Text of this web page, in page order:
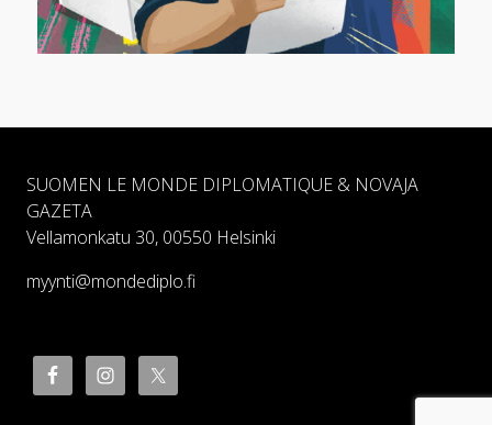
SUOMEN LE MONDE DIPLOMATIQUE & NOVAJA
GAZETA
Vellamonkatu 30, 00550 Helsinki
myynti@mondediplo.fi